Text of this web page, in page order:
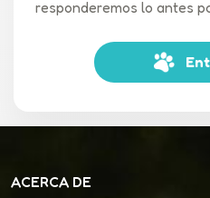
agrícolas (Suministro de
una solución alternativa para
que admiten mascotas
la capacitación, la seguridad y
en Target, Tractor Supply
responderemos lo antes
ACERCA DE